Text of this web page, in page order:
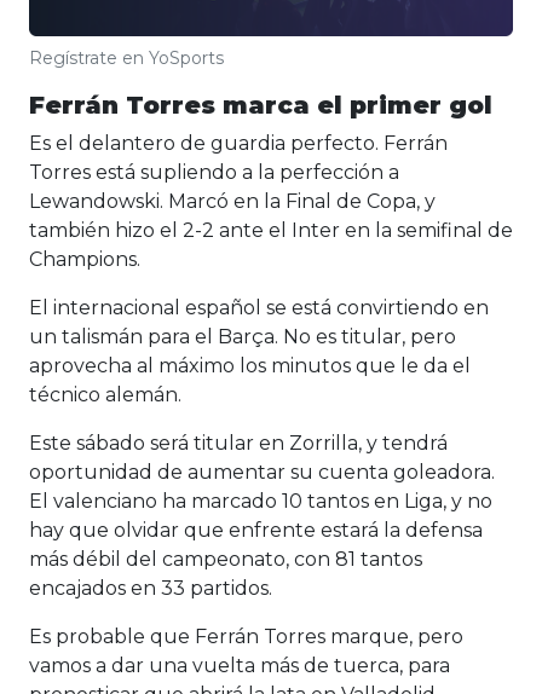
Regístrate en YoSports
Ferrán Torres marca el primer gol
Es el delantero de guardia perfecto. Ferrán
Torres está supliendo a la perfección a
Lewandowski. Marcó en la Final de Copa, y
también hizo el 2-2 ante el Inter en la semifinal de
Champions.
El internacional español se está convirtiendo en
un talismán para el Barça. No es titular, pero
aprovecha al máximo los minutos que le da el
técnico alemán.
Este sábado será titular en Zorrilla, y tendrá
oportunidad de aumentar su cuenta goleadora.
El valenciano ha marcado 10 tantos en Liga, y no
hay que olvidar que enfrente estará la defensa
más débil del campeonato, con 81 tantos
encajados en 33 partidos.
Es probable que Ferrán Torres marque, pero
vamos a dar una vuelta más de tuerca, para